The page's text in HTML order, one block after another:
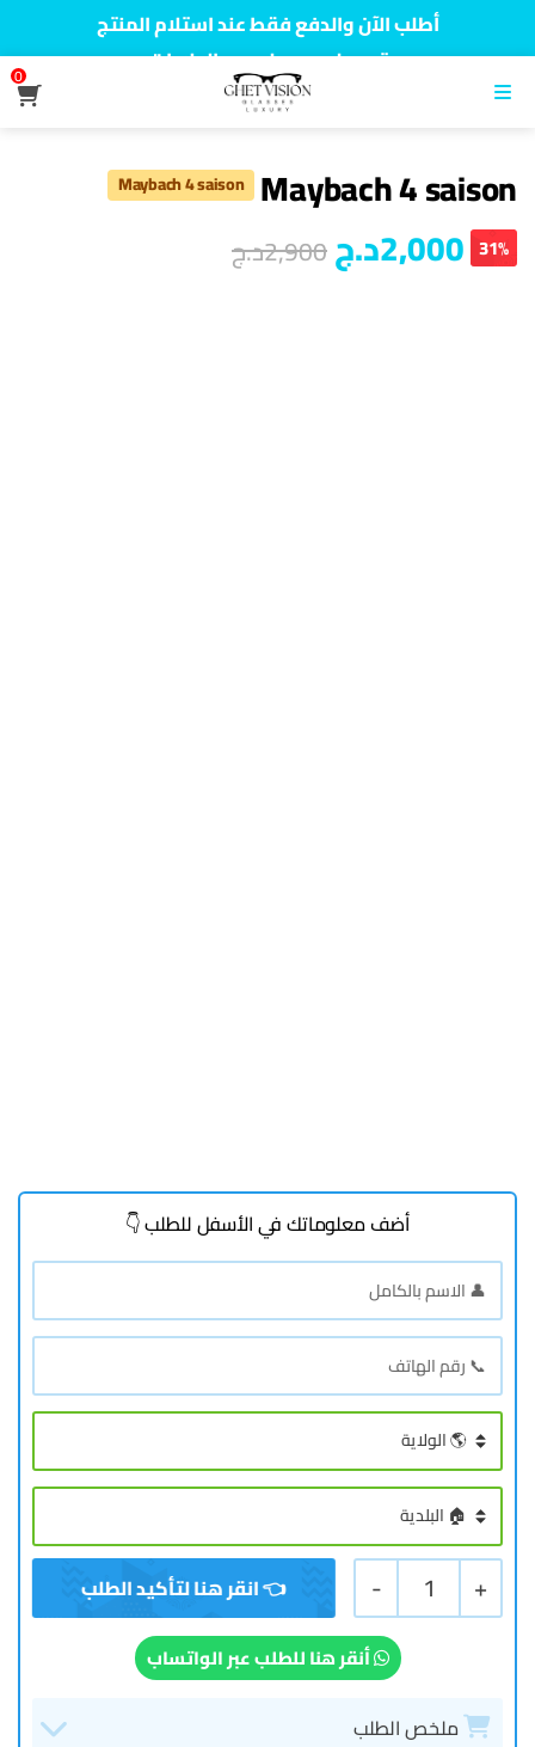
أطلب الآن والدفع فقط عند استلام المنتج
توصيل سريع لجميع الولايات
نفخر بأكثر من 5000 مشتري سعيد
القائمة
0
Maybach 4 saison
Maybach 4 saison
2,000د.ج2,900د.ج 31%
أضف معلوماتك في الأسفل للطلب 👇
+
1
-
أنقر هنا للطلب عبر الواتساب
ملخص الطلب